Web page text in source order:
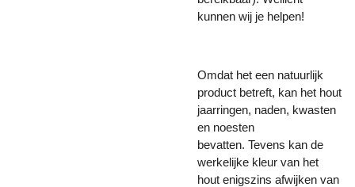
kunnen wij je helpen!
Omdat het een natuurlijk
product betreft, kan het hout
jaarringen, naden, kwasten
en noesten
bevatten. Tevens kan de
werkelijke kleur van het
hout enigszins afwijken van